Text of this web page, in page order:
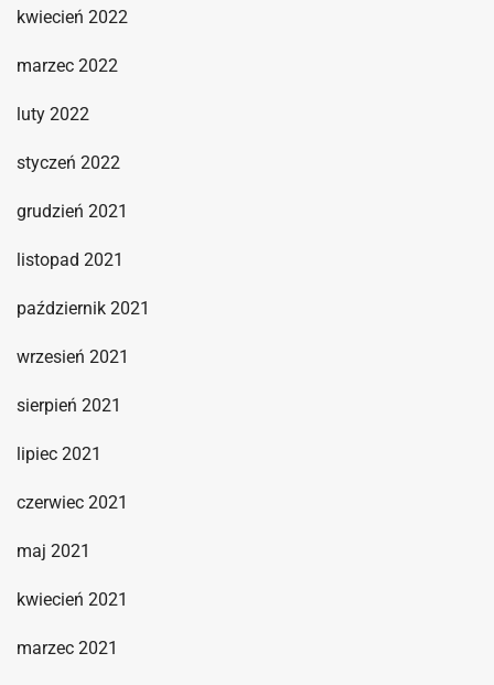
kwiecień 2022
marzec 2022
luty 2022
styczeń 2022
grudzień 2021
listopad 2021
październik 2021
wrzesień 2021
sierpień 2021
lipiec 2021
czerwiec 2021
maj 2021
kwiecień 2021
marzec 2021